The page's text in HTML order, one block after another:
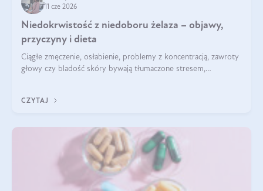
11 cze 2026
Niedokrwistość z niedoboru żelaza – objawy,
przyczyny i dieta
Ciągłe zmęczenie, osłabienie, problemy z koncentracją, zawroty
głowy czy bladość skóry bywają tłumaczone stresem,
CZYTAJ